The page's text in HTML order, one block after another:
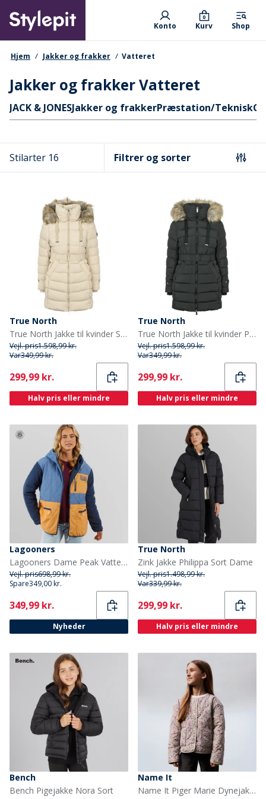
main
content
Primary departments
Konto Kurv
0
Shop
navigationssti
Hjem Jakker og frakker Vatteret
Jakker og frakker Vatteret
Hurtige links
JACK & JONESJakker og frakkerPræstation/Teknisk
Stilarter 16 Filtrer og sorter
True North
True North Jakke til kvinder Sand
Vejl. pris1.598,99 kr.
Var349,99 kr.
Current
299,99 kr.
Halv pris eller mindre
True North
True North Jakke til kvinder P.380T Sort
Vejl. pris1.598,99 kr.
Var349,99 kr.
Current
299,99 kr.
Halv pris eller mindre
Lagooners
Lagooners Dame Peak Vatteret Flade
Vejl. pris698,99 kr.
Spare349,00 kr.
Current
349,99 kr.
Nyheder
True North
Zink Jakke Philippa Sort Dame
Vejl. pris1.498,99 kr.
Var339,99 kr.
Current
299,99 kr.
Halv pris eller mindre
Bench
Bench Pigejakke Nora Sort
Name It
Name It Piger Marie Dynejakke Peyote